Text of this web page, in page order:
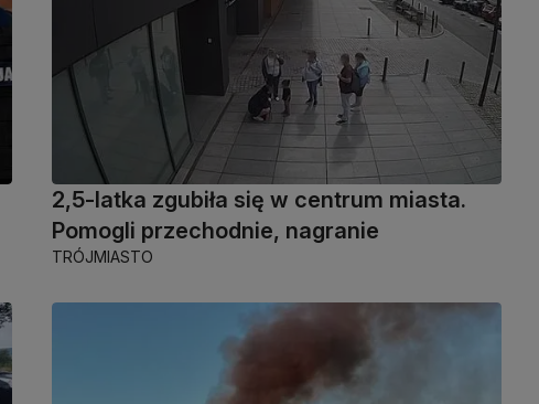
2,5-latka zgubiła się w centrum miasta.
Pomogli przechodnie, nagranie
TRÓJMIASTO